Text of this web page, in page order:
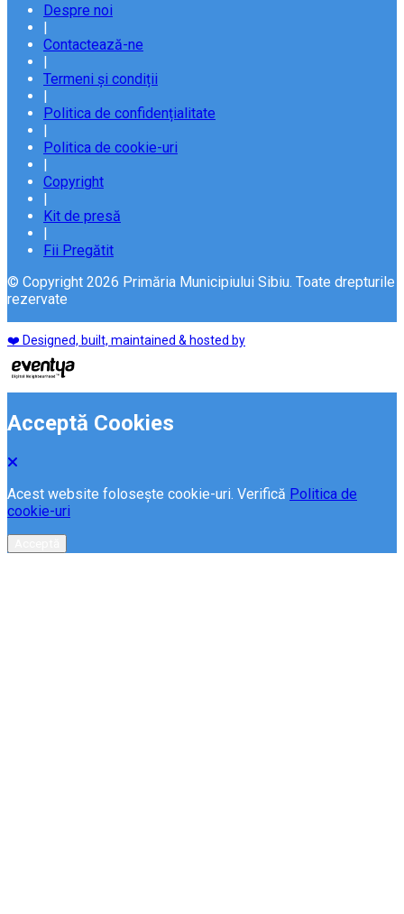
Despre noi
|
Contactează-ne
|
Termeni și condiții
|
Politica de confidențialitate
|
Politica de cookie-uri
|
Copyright
|
Kit de presă
|
Fii Pregătit
© Copyright 2026 Primăria Municipiului Sibiu. Toate drepturile
rezervate
❤️ Designed, built, maintained & hosted by
Acceptă Cookies
Acest website folosește cookie-uri. Verifică Politica de
cookie-uri